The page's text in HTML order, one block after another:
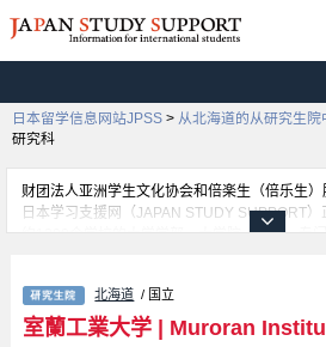
日本留学信息网站JPSS > 从北海道的从研究生院
研究科
财团法人亚洲学生文化协会和倍楽生（倍乐生
日本学习支援网（JAPAN STUDY SUPPORT
约1300个学校的大学学部、大学院、短大、专
信息。招收名额、合格人数等考试信息，以及设
生必要的信息都登载于此，请务必查阅和利用此
北海道 / 国立
室蘭工業大学| Muroran